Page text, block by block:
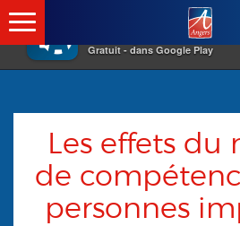
×
Gratuit - dans Google Play
Les effets du
de
personnes